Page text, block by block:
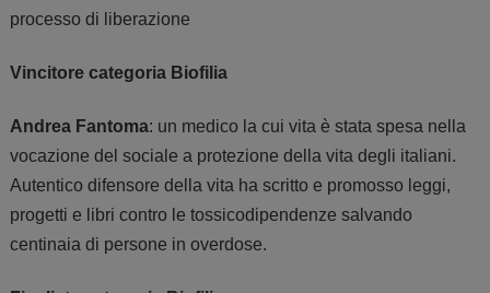
processo di liberazione
Vincitore categoria Biofilia
Andrea Fantoma: un medico la cui vita è stata spesa nella
vocazione del sociale a protezione della vita degli italiani.
Autentico difensore della vita ha scritto e promosso leggi,
progetti e libri contro le tossicodipendenze salvando
centinaia di persone in overdose.